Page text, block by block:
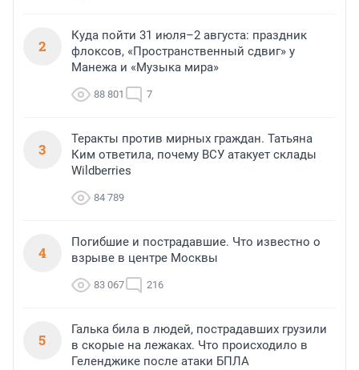
2
Куда пойти 31 июля–2 августа: праздник
флоксов, «Пространственный сдвиг» у
Манежа и «Музыка мира»
88 801 7
3
Теракты против мирных граждан. Татьяна
Ким ответила, почему ВСУ атакует склады
Wildberries
84 789
4
Погибшие и пострадавшие. Что известно о
взрыве в центре Москвы
83 067 216
5
Галька била в людей, пострадавших грузили
в скорые на лежаках. Что происходило в
Геленджике после атаки БПЛА